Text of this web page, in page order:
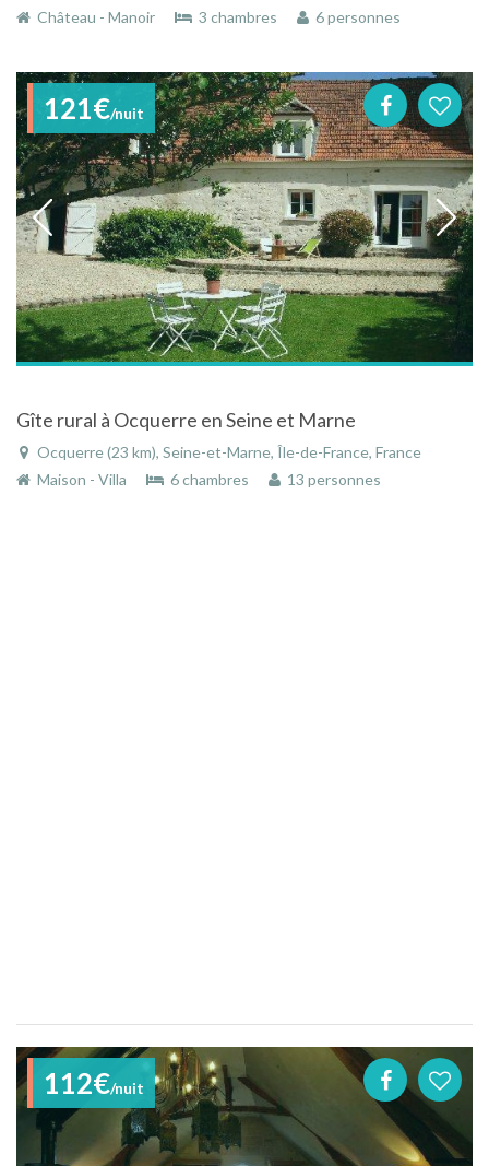
Château - Manoir
3 chambres 6 personnes
121€/nuit
Gîte rural à Ocquerre en Seine et Marne
Ocquerre (23 km), Seine-et-Marne, Île-de-France, France
Maison - Villa
6 chambres 13 personnes
112€/nuit